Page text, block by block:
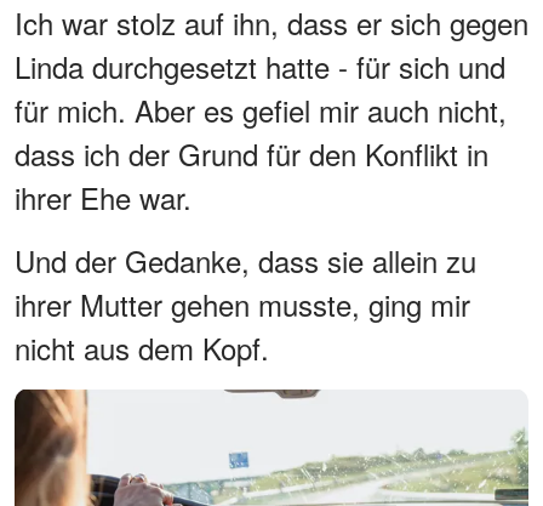
Ich war stolz auf ihn, dass er sich gegen
Linda durchgesetzt hatte - für sich und
für mich. Aber es gefiel mir auch nicht,
dass ich der Grund für den Konflikt in
ihrer Ehe war.
Und der Gedanke, dass sie allein zu
ihrer Mutter gehen musste, ging mir
nicht aus dem Kopf.